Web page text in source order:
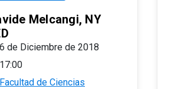
Melcangi, NY
6 de Diciembre de 2018
17:00
Facultad de Ciencias